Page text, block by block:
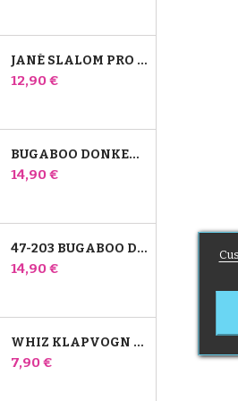
JANÉ SLALOM PRO OG POWERTWIN STROLLER DÆK
Pris
12,90 €
BUGABOO DONKEY 39X177 KOMPATIBELT BARNEVOGNSDÆK - TIL FORHJULET
Pris
14,90 €
47-203 BUGABOO DONKEY KLAPVOGNSKOMPATIBELT DÆK - TIL BAGHJULET
Pris
14,90 €
WHIZ KLAPVOGN BAGERSTE INDRE RØR RED CASTLE
Pris
7,90 €